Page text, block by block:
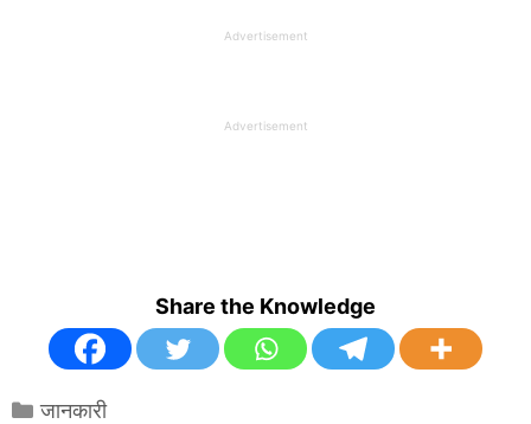
Advertisement
Advertisement
Share the Knowledge
Categories
जानकारी